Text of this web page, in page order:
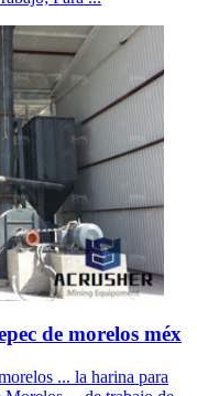
de morelos méx
... la harina para